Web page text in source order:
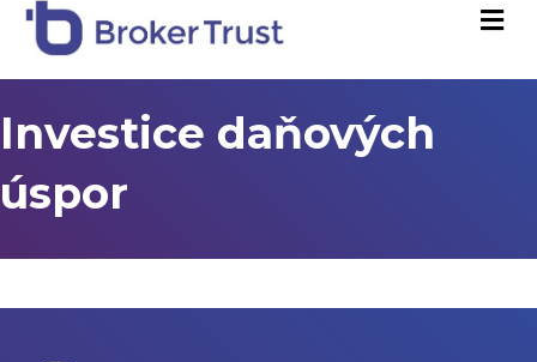
Investice daňových
úspor